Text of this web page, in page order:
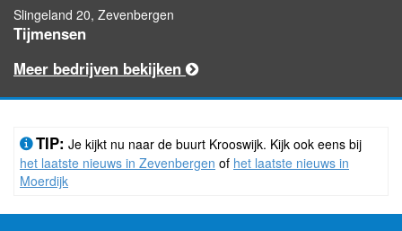
Slingeland 20, Zevenbergen
Tijmensen
Meer bedrijven bekijken
TIP: Je kijkt nu naar de buurt Krooswijk. Kijk ook eens bij
het laatste nieuws in Zevenbergen of het laatste nieuws in
Moerdijk